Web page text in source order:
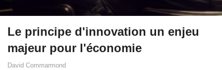
Le principe d'innovation un enjeu
majeur pour l'économie
David Commarmond